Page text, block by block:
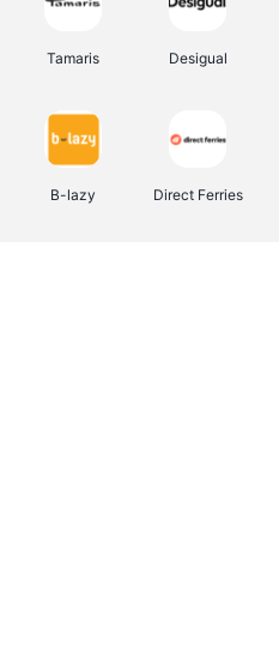
Tamaris Desigual
B-lazy Direct Ferries